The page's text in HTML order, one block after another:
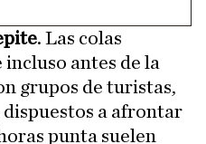
. Las colas
antes de la
grupos de turistas,
a afrontar
punta suelen